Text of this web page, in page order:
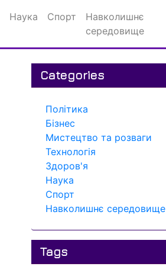
Наука Спорт
Навколишнє
середовище
Categories
Політика
Бізнес
Мистецтво та розваги
Технологія
Здоров'я
Наука
Спорт
Навколишнє середовище
Tags